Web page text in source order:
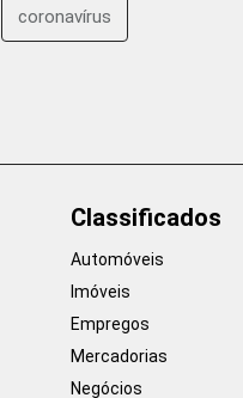
coronavírus
Classificados
Automóveis
Imóveis
Empregos
Mercadorias
Negócios